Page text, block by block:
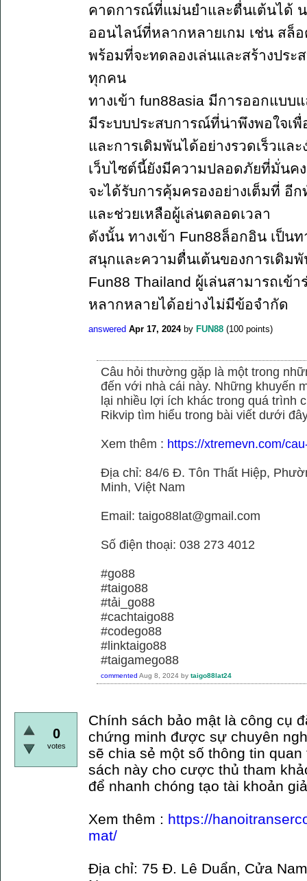
คาดการณ์ที่แม่นยำและตื่นเต้นได้
ออนไลน์ที่หลากหลายเกม เช่น สล็
พร้อมที่จะทดลองเล่นและสร้างปร
ทุกคน
ทางเข้า fun88asia มีการออกแบบ
มีระบบประสบการณ์ที่น่าพึงพอใจเพื่
และการเดิมพันได้อย่างรวดเร็วและ
เว็บไซต์นี้ยังมีความปลอดภัยที่มั่นค
จะได้รับการคุ้มครองอย่างเต็มที่ อี
และช่วยเหลือผู้เล่นตลอดเวลา
ดังนั้น ทางเข้า Fun88ล็อกอิน เป็น
สนุกและความตื่นเต้นของการเดิม
Fun88 Thailand ผู้เล่นสามารถเข้
หลากหลายได้อย่างไม่มีข้อจำกัด
answered Apr 17, 2024 by FUN88 (100 points)
Câu hỏi thường gặp là một trong
đến với nhà cái này. Những khuyến
lại nhiều lợi ích khác trong quá trình
Rikvip tìm hiểu trong bài viết dưới
Xem thêm : https://xtremevn.com/
Địa chỉ: 84/6 Đ. Tôn Thất Hiệp,
Minh, Việt Nam
Email: taigo88lat@gmail.com
Số điện thoại: 038 273 4012
#go88
#taigo88
#tải_go88
#cachtaigo88
#codego88
#linktaigo88
#taigamego88
commented Aug 8, 2024 by taigo88lat24
0
votes
Chính sách bảo mật là công cụ
chứng minh được sự chuyên
sẽ chia sẻ một số thông tin
sách này cho cược thủ tham
để nhanh chóng tạo tài khoản
Xem thêm : https://
mat/
Địa chỉ: 75 Đ. Lê Duẩn, Cửa